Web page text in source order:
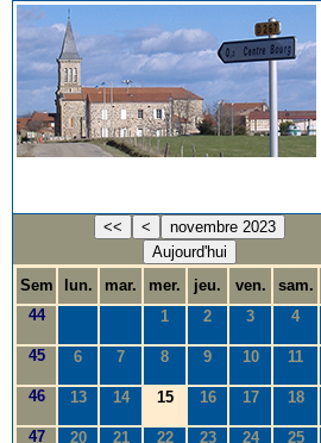
<< <
novembre 2023
Aujourd'hui
Sem
lun. mar. mer. jeu. ven. sam.
44
1 2 3 4
45 6 7 8 9 10 11
46 13 14 15 16 17 18
47 20 21 22 23 24 25